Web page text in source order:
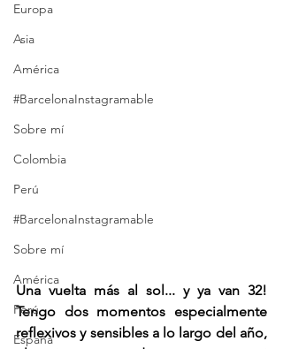
Europa
Asia
América
#BarcelonaInstagramable
Sobre mí
Colombia
Perú
#BarcelonaInstagramable
Sobre mí
América
Perú
España
Una vuelta más al sol... y ya van 32!
Tengo dos momentos especialmente
reflexivos y sensibles a lo largo del año,